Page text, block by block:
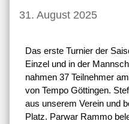
31. August 2025
Das erste Turnier der
Einzel und in der
nahmen 37 Teilnehmer
von Tempo Göttingen.
aus unserem Verein und
Platz. Parwar Rammo